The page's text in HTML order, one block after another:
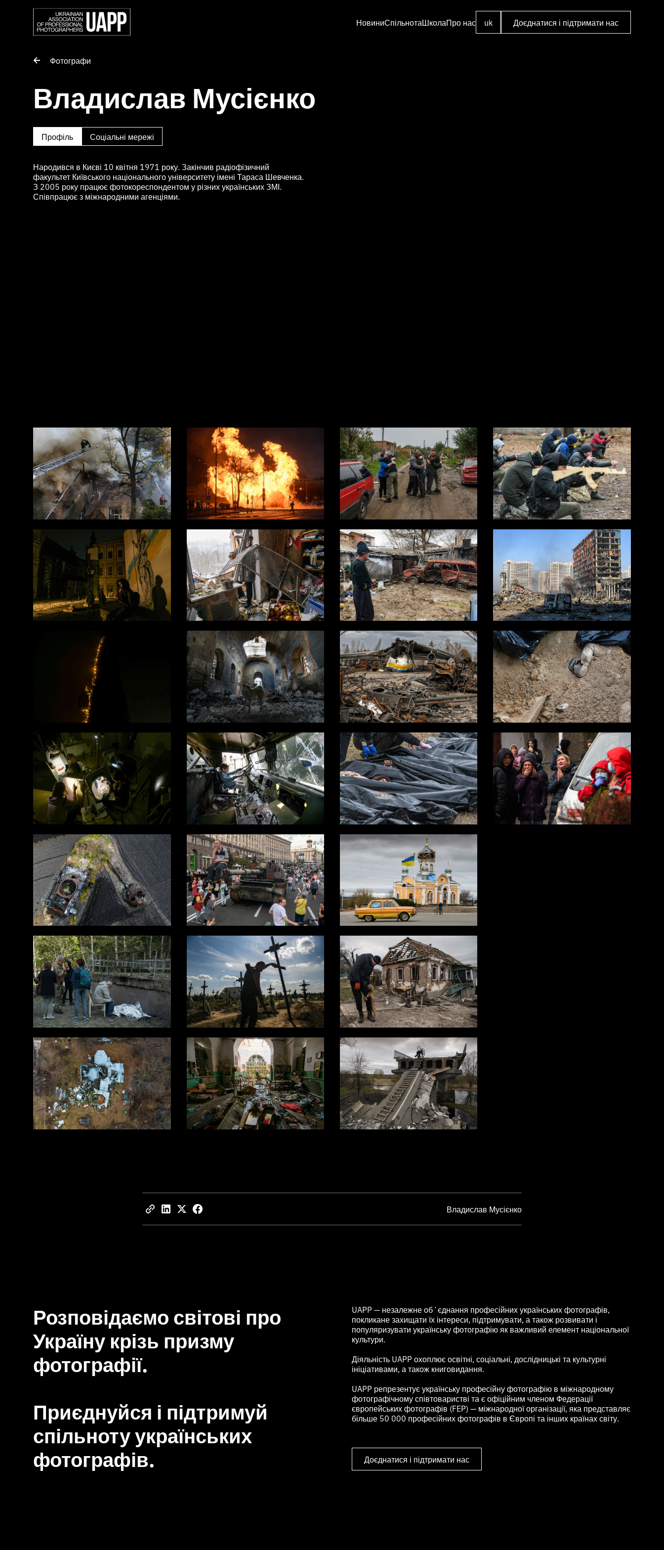
НовиниСпільнотаШколаПро нас uk Доєднатися і підтримати нас
Фотографи
Владислав Мусієнко
Профіль Соціальні мережі
Народився в Києві 10 квітня 1971 року. Закінчив радіофізичний
факультет Київського національного університету імені Тараса Шевченка.
З 2005 року працює фотокореспондентом у різних українських ЗМІ.
Співпрацює з міжнародними агенціями.
Владислав Мусієнко
Розповідаємо світові про
Україну крізь призму
фотографії.
Приєднуйся і підтримуй
спільноту українських
фотографів.
UAPP — незалежне обʼєднання професійних українських фотографів,
покликане захищати їх інтереси, підтримувати, а також розвивати і
популяризувати українську фотографію як важливий елемент національної
культури.
Діяльність UAPP охоплює освітні, соціальні, дослідницькі та культурні
ініціативами, а також книговидання.
UAPP репрезентує українську професійну фотографію в міжнародному
фотографічному співтоваристві та є офіційним членом Федерації
європейських фотографів (FEP) — міжнародної організації, яка представляє
більше 50 000 професійних фотографів в Європі та інших країнах світу.
Доєднатися і підтримати нас